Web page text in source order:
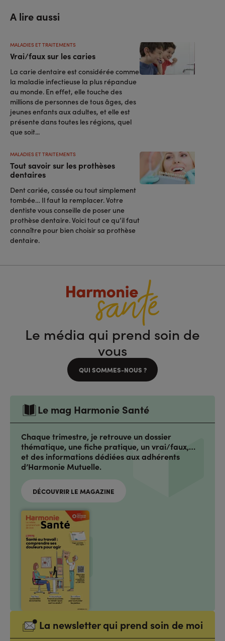
A lire aussi
Vrai/faux sur les caries
MALADIES ET TRAITEMENTS
La carie dentaire est considérée comme
la maladie infectieuse la plus répandue
au monde. En effet, elle touche des
millions de personnes de tous âges, des
jeunes enfants aux adultes, et elle est
présente dans toutes les régions, quel
que soit...
Tout savoir sur les prothèses
dentaires
MALADIES ET TRAITEMENTS
Dent cariée, cassée ou tout simplement
tombée… Il faut la remplacer. Votre
dentiste vous conseille de poser une
prothèse dentaire. Voici tout ce qu’il faut
connaître pour bien choisir sa prothèse
dentaire.
Le média qui prend soin de
vous
QUI SOMMES-NOUS ?
Le mag Harmonie Santé
Chaque trimestre, je retrouve un dossier
thématique, une fiche pratique, un vrai/faux,…
et des informations dédiées aux adhérents
d’Harmonie Mutuelle.
DÉCOUVRIR LE MAGAZINE
La newsletter qui prend soin de moi